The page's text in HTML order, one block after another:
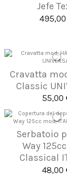
Jefe
Cravatta
Classic
55,00
Serbatoio
Way
Classical
48,00